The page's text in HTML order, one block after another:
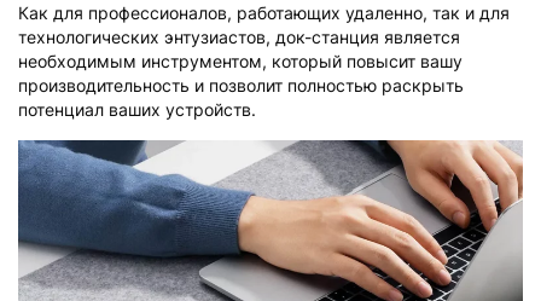
Как для профессионалов, работающих удаленно, так и для
технологических энтузиастов, док-станция является
необходимым инструментом, который повысит вашу
производительность и позволит полностью раскрыть
потенциал ваших устройств.